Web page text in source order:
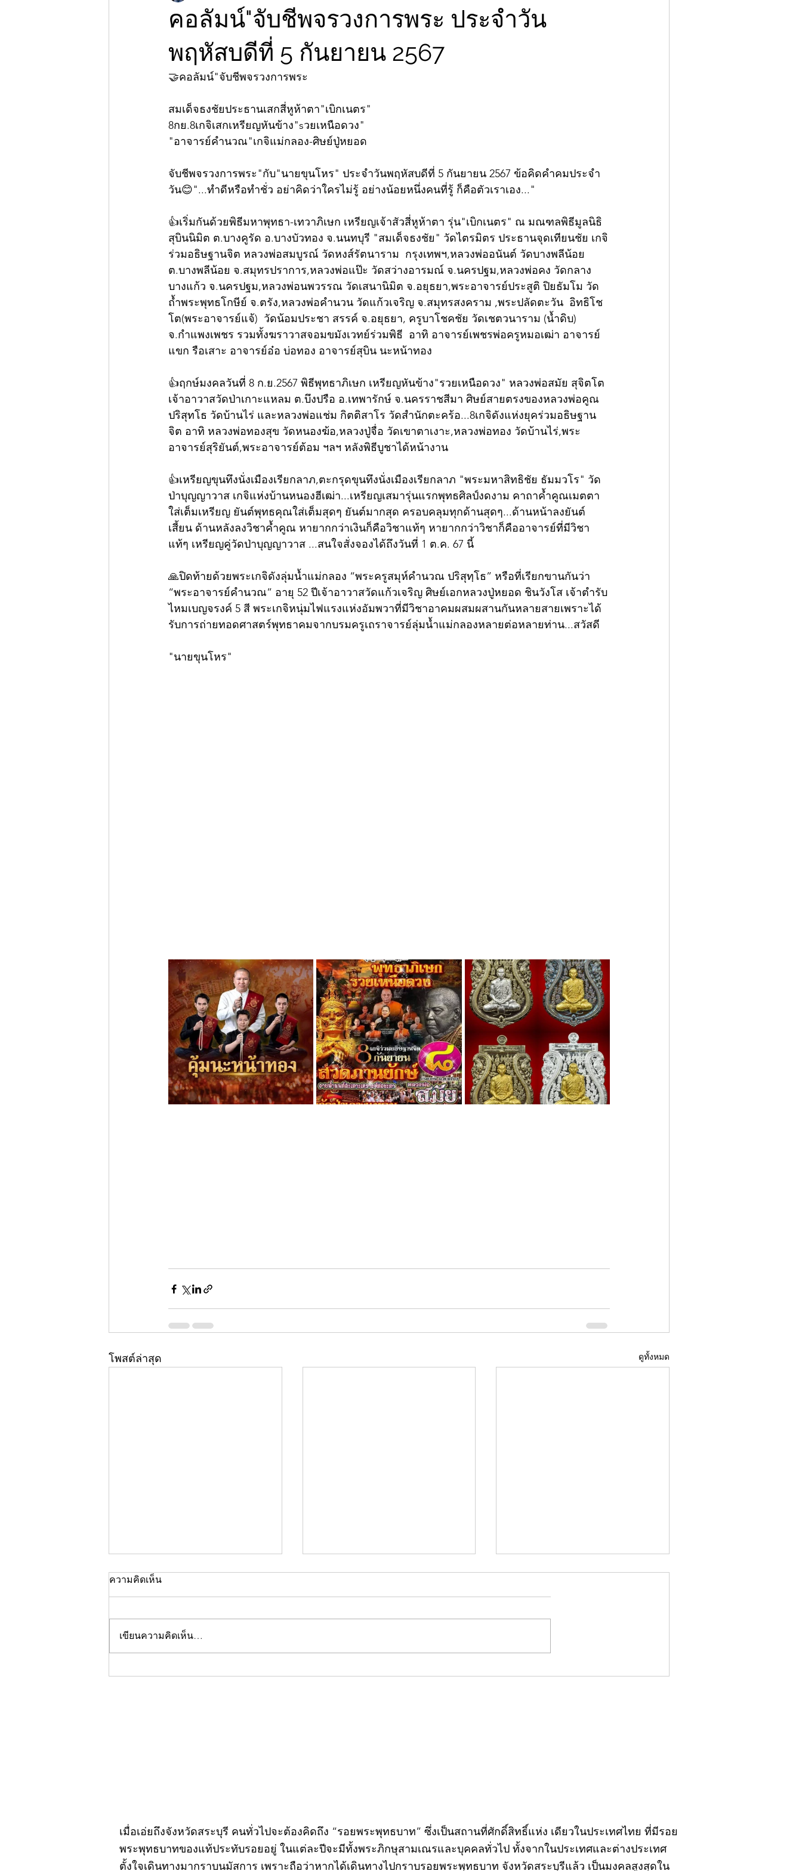
คอลัมน์"จับชีพจรวงการพระ ประจำวัน
พฤหัสบดีที่ 5 กันยายน 2567
🤝คอลัมน์"จับชีพจรวงการพระ
สมเด็จธงชัยประธานเสกสี่หูห้าตา"เบิกเนตร"
8กย.8เกจิเสกเหรียญหันข้าง"sวยเหนือดวง"
"อาจารย์คำนวณ"เกจิแม่กลอง-ศิษย์ปู่หยอด
จับชีพจรวงการพระ"กับ"นายขุนโหร" ประจำวันพฤหัสบดีที่ 5 กันยายน 2567 ข้อคิดคำคมประจำ
วัน😊"...ทำดีหรือทำชั่ว อย่าคิดว่าใครไม่รู้ อย่างน้อยหนึ่งคนที่รู้ ก็คือตัวเราเอง..."
👍เริ่มกันด้วยพิธีมหาพุทธา-เทวาภิเษก เหรียญเจ้าสัวสี่หูห้าตา รุ่น"เบิกเนตร" ณ มณฑลพิธีมูลนิธิ
สุบินนิมิต ต.บางคูรัด อ.บางบัวทอง จ.นนทบุรี "สมเด็จธงชัย" วัดไตรมิตร ประธานจุดเทียนชัย เกจิ
ร่วมอธิษฐานจิต หลวงพ่อสมบูรณ์ วัดหงส์รัตนาราม  กรุงเทพฯ,หลวงพ่ออนันต์ วัดบางพลีน้อย
ต.บางพลีน้อย จ.สมุทรปราการ,หลวงพ่อแป๊ะ วัดสว่างอารมณ์ จ.นครปฐม,หลวงพ่อคง วัดกลาง
บางแก้ว จ.นครปฐม,หลวงพ่อนพวรรณ วัดเสนานิมิต จ.อยุธยา,พระอาจารย์ประสูติ ปิยธัมโม วัด
ถ้ำพระพุทธโกษีย์ จ.ตรัง,หลวงพ่อคำนวน วัดแก้วเจริญ จ.สมุทรสงคราม ,พระปลัดตะวัน  อิทธิโช
โต(พระอาจารย์แจ้)  วัดน้อมประชา สรรค์ จ.อยุธยา, ครูบาโชคชัย วัดเชตวนาราม (น้ำดิบ)
จ.กำแพงเพชร รวมทั้งฆราวาสจอมขมังเวทย์ร่วมพิธี  อาทิ อาจารย์เพชรพ่อครูหมอเฒ่า อาจารย์
แขก รือเสาะ อาจารย์อ๋อ บ่อทอง อาจารย์สุบิน นะหน้าทอง
👍ฤกษ์มงคลวันที่ 8 ก.ย.2567 พิธีพุทธาภิเษก เหรียญหันข้าง"รวยเหนือดวง" หลวงพ่อสมัย สุจิตโต
เจ้าอาวาสวัดป่าเกาะแหลม ต.บึงปรือ อ.เทพารักษ์ จ.นครราชสีมา ศิษย์สายตรงของหลวงพ่อคูณ
ปริสุทโธ วัดบ้านไร่ และหลวงพ่อแช่ม กิตติสาโร วัดสำนักตะคร้อ...8เกจิดังแห่งยุคร่วมอธิษฐาน
จิต อาทิ หลวงพ่อทองสุข วัดหนองฆ้อ,หลวงปู่จื่อ วัดเขาตาเงาะ,หลวงพ่อทอง วัดบ้านไร่,พระ
อาจารย์สุริยันต์,พระอาจารย์ต้อม ฯลฯ หลังพิธีบูชาได้หน้างาน
👍เหรียญขุนทึงนั่งเมืองเรียกลาภ,ตะกรุดขุนทึงนั่งเมืองเรียกลาภ "พระมหาสิทธิชัย ธัมมวโร" วัด
ป่าบุญญาวาส เกจิแห่งบ้านหนองฮีเฒ่า...เหรียญเสมารุ่นแรกพุทธศิลป์งดงาม คาถาค้ำคูณเมตตา
ใส่เต็มเหรียญ ยันต์พุทธคุณใส่เต็มสุดๆ ยันต์มากสุด ครอบคลุมทุกด้านสุดๆ...ด้านหน้าลงยันต์
เสี้ยน ด้านหลังลงวิชาค้ำคูณ หายากกว่าเงินก็คือวิชาแท้ๆ หายากกว่าวิชาก็คืออาจารย์ที่มีวิชา
แท้ๆ เหรียญคู่วัดป่าบุญญาวาส ...สนใจสั่งจองได้ถึงวันที่ 1 ต.ค. 67 นี้
🙏ปิดท้ายด้วยพระเกจิดังลุ่มน้ำแม่กลอง “พระครูสมุห์คำนวณ ปริสุทฺโธ” หรือที่เรียกขานกันว่า
“พระอาจารย์คำนวณ” อายุ 52 ปีเจ้าอาวาสวัดแก้วเจริญ ศิษย์เอกหลวงปู่หยอด ชินวังโส เจ้าตำรับ
ไหมเบญจรงค์ 5 สี พระเกจิหนุ่มไฟแรงแห่งอัมพวาที่มีวิชาอาคมผสมผสานกันหลายสายเพราะได้
รับการถ่ายทอดศาสตร์พุทธาคมจากบรมครูเถราจารย์ลุ่มน้ำแม่กลองหลายต่อหลายท่าน...สวัสดี
"นายขุนโหร"
โพสต์ล่าสุด ดูทั้งหมด
คอลัมน์"จับชีพจรวงการ
คอลัมน์"จับชีพจรวงการ
คอลัมน์"จับชีพจรวงการ
ความคิดเห็น
เขียนความคิดเห็น…
เมื่อเอ่ยถึงจังหวัดสระบุรี คนทั่วไปจะต้องคิดถึง “รอยพระพุทธบาท” ซึ่งเป็นสถานที่ศักดิ์สิทธิ์แห่ง เดียวในประเทศไทย ที่มีรอย
พระพุทธบาทของแท้ประทับรอยอยู่ ในแต่ละปีจะมีทั้งพระภิกษุสามเณรและบุคคลทั่วไป ทั้งจากในประเทศและต่างประเทศ
ตั้งใจเดินทางมากราบนมัสการ เพราะถือว่าหากได้เดินทางไปกราบรอยพระพุทธบาท จังหวัดสระบุรีแล้ว เป็นมงคลสูงสุดใน